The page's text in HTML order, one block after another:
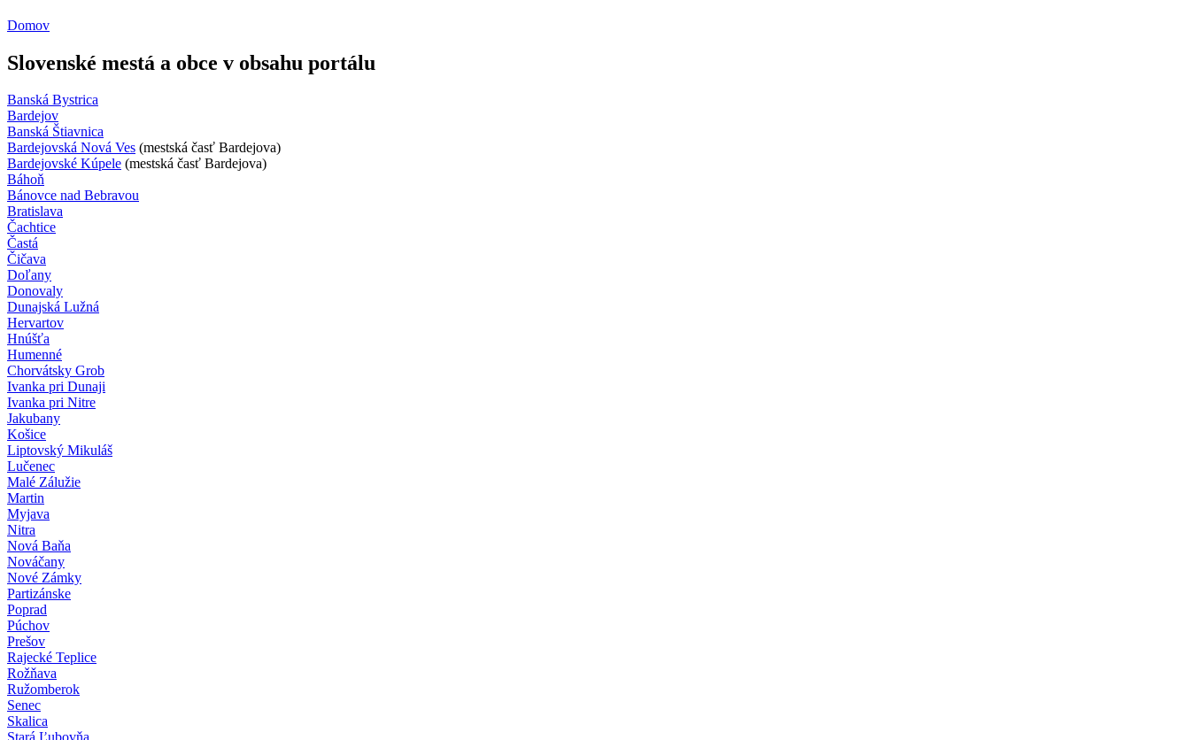
Domov
Slovenské mestá a obce v obsahu portálu
Banská Bystrica
Bardejov
Banská Štiavnica
Bardejovská Nová Ves (mestská časť Bardejova)
Bardejovské Kúpele (mestská časť Bardejova)
Báhoň
Bánovce nad Bebravou
Bratislava
Čachtice
Častá
Čičava
Doľany
Donovaly
Dunajská Lužná
Hervartov
Hnúšťa
Humenné
Chorvátsky Grob
Ivanka pri Dunaji
Ivanka pri Nitre
Jakubany
Košice
Liptovský Mikuláš
Lučenec
Malé Zálužie
Martin
Myjava
Nitra
Nová Baňa
Nováčany
Nové Zámky
Partizánske
Poprad
Púchov
Prešov
Rajecké Teplice
Rožňava
Ružomberok
Senec
Skalica